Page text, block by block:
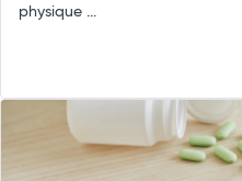
physique ...